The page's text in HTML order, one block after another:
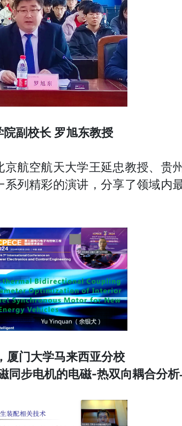
副校长 罗旭东教授
航空航天大学王延忠教授、贵
列精彩的演讲，分享了领域内
厦门大学马来西亚分校
同步电机的电磁-热双向耦合分